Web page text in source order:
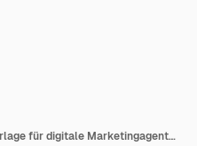
Flyer-Broschüren-Designvorlage für digitale Marketingagenturen für Firmenkunden